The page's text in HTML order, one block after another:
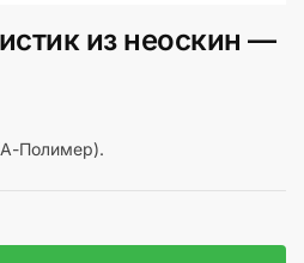
из неоскин —
Полимер).